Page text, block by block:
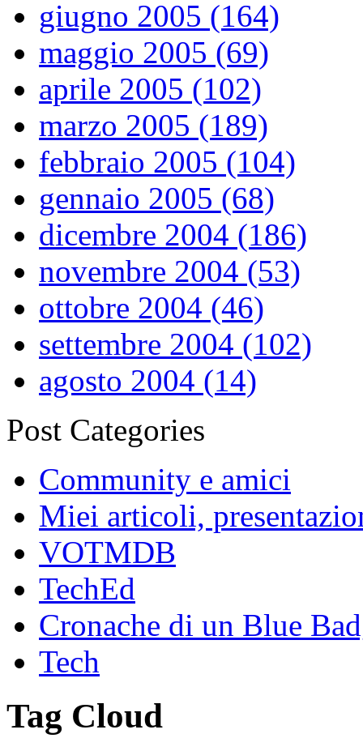
giugno 2005 (164)
maggio 2005 (69)
aprile 2005 (102)
marzo 2005 (189)
febbraio 2005 (104)
gennaio 2005 (68)
dicembre 2004 (186)
novembre 2004 (53)
ottobre 2004 (46)
settembre 2004 (102)
agosto 2004 (14)
Post Categories
Community e amici
Miei articoli,
VOTMDB
TechEd
Cronache di un Blue
Tech
Tag Cloud